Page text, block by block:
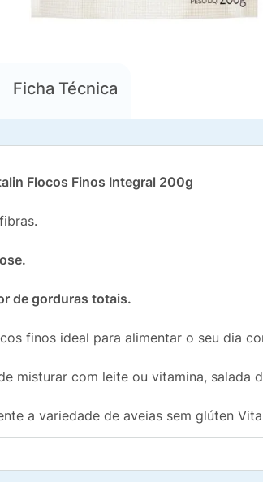
Ficha Técnica
Flocos Finos Integral 200g
de gorduras totais.
finos ideal para alimentar o seu dia
misturar com leite ou vitamina, salada
a variedade de aveias sem glúten